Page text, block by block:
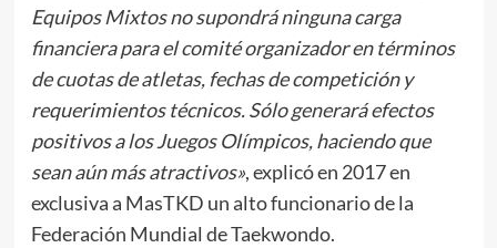
Equipos Mixtos no supondrá ninguna carga
financiera para el comité organizador en términos
de cuotas de atletas, fechas de competición y
requerimientos técnicos. Sólo generará efectos
positivos a los Juegos Olímpicos, haciendo que
sean aún más atractivos», explicó en 2017 en
exclusiva a MasTKD un alto funcionario de la
Federación Mundial de Taekwondo.